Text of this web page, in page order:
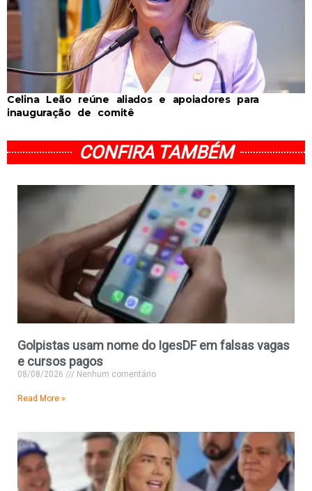
Celina Leão reúne aliados e apoiadores para
inauguração de comitê
CONFIRA TAMBÉM
Golpistas usam nome do IgesDF em falsas vagas
e cursos pagos
08/08/2026 Nenhum comentário
Read More »